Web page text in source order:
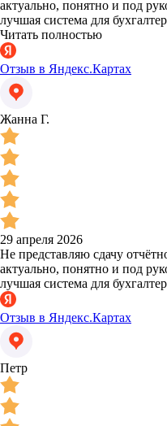
актуально, понятно и под
лучшая система для
Читать полностью
Отзыв в Яндекс.Картах
Жанна Г.
29 апреля 2026
Не представляю сдачу
актуально, понятно и под
лучшая система для
Отзыв в Яндекс.Картах
Петр